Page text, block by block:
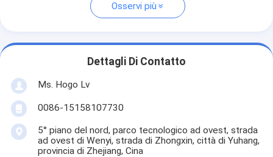
Osservi più
Dettagli Di Contatto
Ms. Hogo Lv
0086-15158107730
5° piano del nord, parco tecnologico ad ovest, strada
ad ovest di Wenyi, strada di Zhongxin, città di Yuhang,
provincia di Zhejiang, Cina